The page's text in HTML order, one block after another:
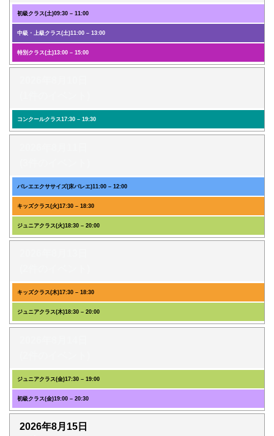
初級クラス(土)09:30 – 11:00
中級・上級クラス(土)11:00 – 13:00
特別クラス(土)13:00 – 15:00
コンクールクラス17:30 – 19:30
バレエエクササイズ(床バレエ)11:00 – 12:00
キッズクラス(火)17:30 – 18:30
ジュニアクラス(火)18:30 – 20:00
キッズクラス(木)17:30 – 18:30
ジュニアクラス(木)18:30 – 20:00
ジュニアクラス(金)17:30 – 19:00
初級クラス(金)19:00 – 20:30
2026年8月15日